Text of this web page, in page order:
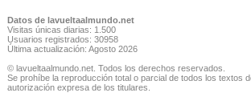
Datos de lavueltaalmundo.net
Visitas únicas diarias: 1.500
Usuarios registrados: 30958
Última actualización: Agosto 2026
© lavueltaalmundo.net. Todos los derechos reservados.
Se prohíbe la reproducción total o parcial de todos los textos
autorización expresa de los titulares.